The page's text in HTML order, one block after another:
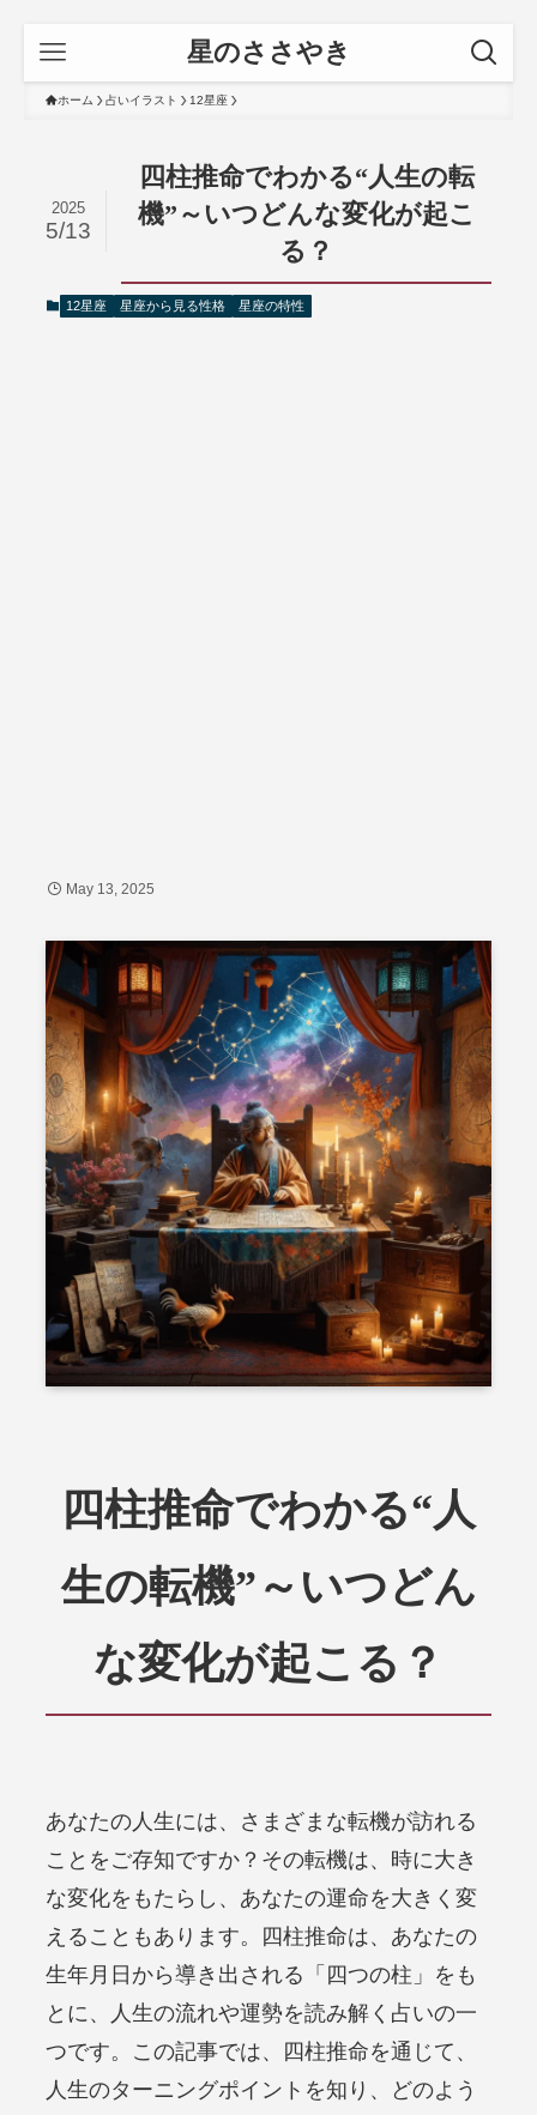
星のささやき
ホーム 占いイラスト 12星座
四柱推命でわかる“人生の転
機”～いつどんな変化が起こ
る？
2025
5/13
12星座 星座から見る性格 星座の特性
May 13, 2025
四柱推命でわかる“人
生の転機”～いつどん
な変化が起こる？
あなたの人生には、さまざまな転機が訪れる
ことをご存知ですか？その転機は、時に大き
な変化をもたらし、あなたの運命を大きく変
えることもあります。四柱推命は、あなたの
生年月日から導き出される「四つの柱」をも
とに、人生の流れや運勢を読み解く占いの一
つです。この記事では、四柱推命を通じて、
人生のターニングポイントを知り、どのよう